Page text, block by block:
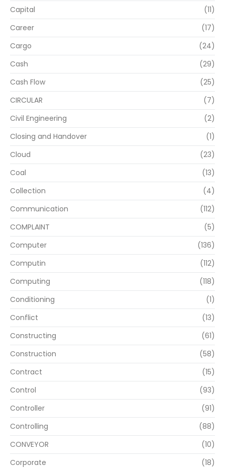
Capital
(11)
Career
(17)
Cargo
(24)
Cash
(29)
Cash Flow
(25)
CIRCULAR
(7)
Civil Engineering
(2)
Closing and Handover
(1)
Cloud
(23)
Coal
(13)
Collection
(4)
Communication
(112)
COMPLAINT
(5)
Computer
(136)
Computin
(112)
Computing
(118)
Conditioning
(1)
Conflict
(13)
Constructing
(61)
Construction
(58)
Contract
(15)
Control
(93)
Controller
(91)
Controlling
(88)
CONVEYOR
(10)
Corporate
(18)